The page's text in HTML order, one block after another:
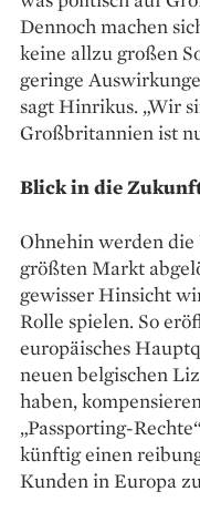
Dennoch machen
keine allzu großen
geringe
sagt Hinrikus. „Wir
Großbritannien ist
Blick in die
Ohnehin werden
größten Markt
gewisser Hinsicht
Rolle spielen. So
europäisches
neuen belgischen
haben,
„Passporting-
künftig einen
Kunden in Europa